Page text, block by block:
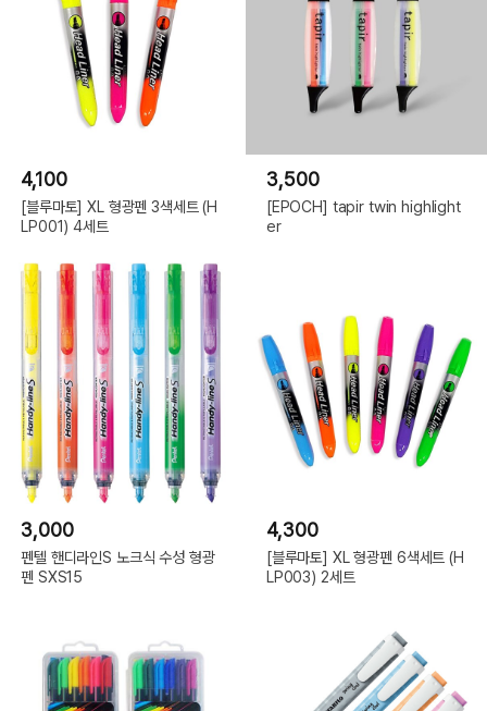
4,100
[블루마토] XL 형광펜 3색세트 (H
LP001) 4세트
3,500
[EPOCH] tapir twin highlight
er
3,000
펜텔 핸디라인S 노크식 수성 형광
펜 SXS15
4,300
[블루마토] XL 형광펜 6색세트 (H
LP003) 2세트